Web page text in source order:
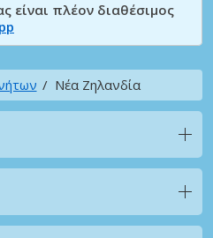
είναι πλέον διαθέσιμος
Νέα Ζηλανδία